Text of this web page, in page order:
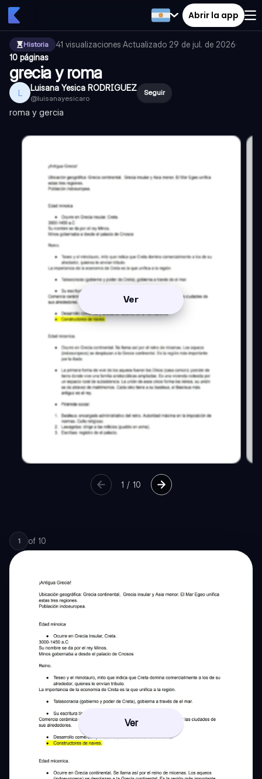
Abrir la app
Historia 41 visualizaciones·Actualizado 29 de jul. de 2026·
10 páginas
grecia y roma
L Luisana Yesica RODRIGUEZ
@luisanayesicaro
Seguir
roma y gercia
Ver
1 / 10
1 of 10
Ver